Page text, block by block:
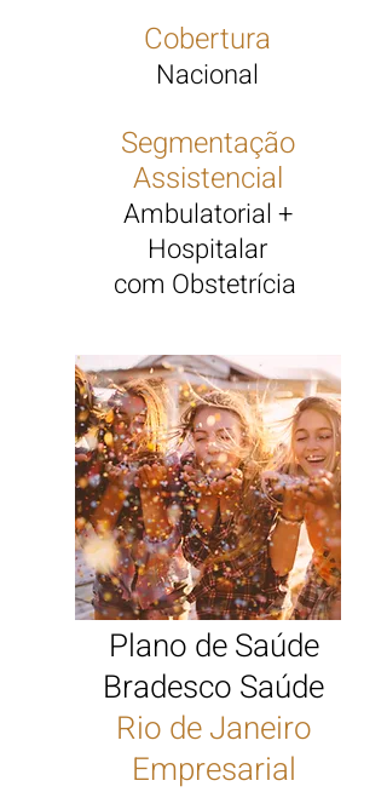
Cobertura
Nacional
Segmentação
Assistencial
Ambulatorial +
Hospitalar
com Obstetrícia
Plano de Saúde
Bradesco Saúde
Rio de Janeiro
Empresarial